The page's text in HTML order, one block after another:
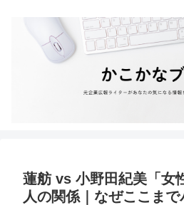
蓮舫 vs 小野田紀美「女
人の関係｜なぜここま